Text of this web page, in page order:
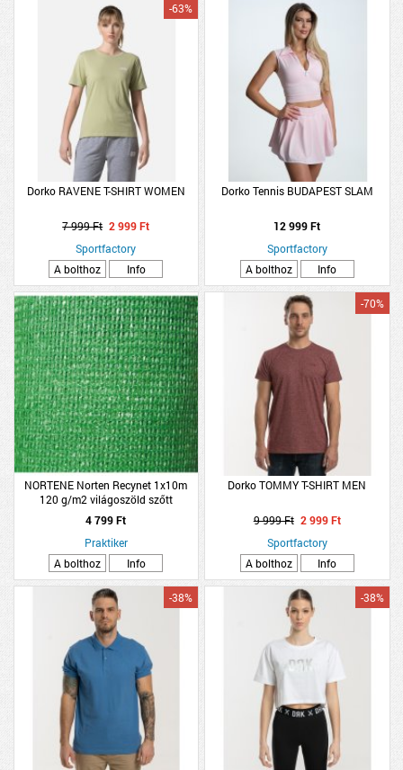
Dorko RAVENE T-SHIRT WOMEN
-63%
7 999 Ft 2 999 Ft
Sportfactory
A bolthoz
Info
Dorko Tennis BUDAPEST SLAM
12 999 Ft
Sportfactory
A bolthoz
Info
NORTENE Norten Recynet 1x10m
120 g/m2 világoszöld szőtt
árnyékoló háló
4 799 Ft
Praktiker
A bolthoz
Info
Dorko TOMMY T-SHIRT MEN
-70%
9 999 Ft 2 999 Ft
Sportfactory
A bolthoz
Info
-38% -38%